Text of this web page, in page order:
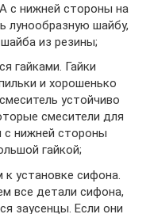
с нижней стороны на
лунообразную шайбу,
из резины;
гайками. Гайки
и хорошенько
устойчиво
смесители для
нижней стороны
гайкой;
к установке сифона.
все детали сифона,
заусенцы. Если они